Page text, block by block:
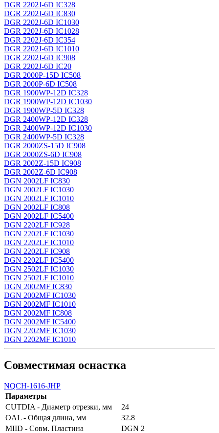
DGR 2202J-6D IC328
DGR 2202J-6D IC830
DGR 2202J-6D IC1030
DGR 2202J-6D IC1028
DGR 2202J-6D IC354
DGR 2202J-6D IC1010
DGR 2202J-6D IC908
DGR 2202J-6D IC20
DGR 2000P-15D IC508
DGR 2000P-6D IC508
DGR 1900WP-12D IC328
DGR 1900WP-12D IC1030
DGR 1900WP-5D IC328
DGR 2400WP-12D IC328
DGR 2400WP-12D IC1030
DGR 2400WP-5D IC328
DGR 2000ZS-15D IC908
DGR 2000ZS-6D IC908
DGR 2002Z-15D IC908
DGR 2002Z-6D IC908
DGN 2002LF IC830
DGN 2002LF IC1030
DGN 2002LF IC1010
DGN 2002LF IC808
DGN 2002LF IC5400
DGN 2202LF IC928
DGN 2202LF IC1030
DGN 2202LF IC1010
DGN 2202LF IC908
DGN 2202LF IC5400
DGN 2502LF IC1030
DGN 2502LF IC1010
DGN 2002MF IC830
DGN 2002MF IC1030
DGN 2002MF IC1010
DGN 2002MF IC808
DGN 2002MF IC5400
DGN 2202MF IC1030
DGN 2202MF IC1010
Совместимая оснастка
NQCH-1616-JHP
Параметры
CUTDIA - Диаметр отрезки, мм
24
OAL - Общая длина, мм
32.8
MIID - Совм. Пластина
DGN 2